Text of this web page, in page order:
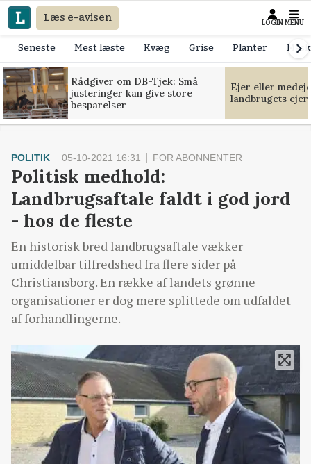
Læs e-avisen LOGIN MENU
Seneste Mest læste Kvæg Grise Planter
Rådgiver om DB-Tjek: Små
justeringer kan give store
besparelser
Ejer eller
landbrugets
POLITIK 05-10-2021 16:31 FOR ABONNENTER
Politisk medhold:
Landbrugsaftale faldt i god jord
- hos de fleste
En historisk bred landbrugsaftale vækker
umiddelbar tilfredshed fra flere sider på
Christiansborg. En række af landets grønne
organisationer er dog mere splittede om udfaldet
af forhandlingerne.